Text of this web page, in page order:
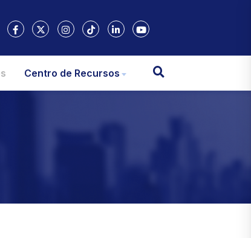
Centro de Recursos